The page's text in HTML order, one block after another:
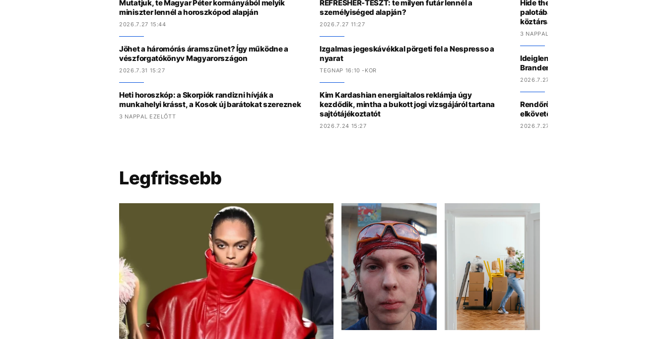
Mutatjuk, te Magyar Péter kormányából melyik
miniszter lennél a horoszkópod alapján
2026.7.27 15:44
Jöhet a háromórás áramszünet? Így működne a
vészforgatókönyv Magyarországon
2026.7.31 15:27
Heti horoszkóp: a Skorpiók randizni hívják a
munkahelyi krásst, a Kosok új barátokat szereznek
3 NAPPAL EZELŐTT
REFRESHER-TESZT: te milyen futár lennél a
személyiséged alapján?
2026.7.27 11:27
Izgalmas jegeskávékkal pörgeti fel a Nespresso a
nyarat
TEGNAP 16:10 -KOR
Kim Kardashian energiaitalos reklámja úgy
kezdődik, mintha a bukott jogi vizsgájáról tartana
sajtótájékoztatót
2026.7.24 15:27
Hide the Pain Harold és Palvin Barbi a
palotában? A Guardian is felfigyelt a
köztársaságielnök-castingjára
3 NAPPAL EZELŐTT
Ideiglenesen szivárványszínűre
Brandenburgi kaput a berlini
2026.7.27 11:39
Rendőrök lőtték le a berlini Pride elleni
elkövetőjét
2026.7.27 8:52
Legfrissebb